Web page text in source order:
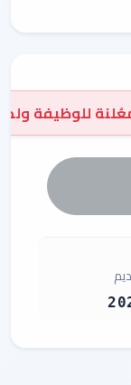
للوظيفة